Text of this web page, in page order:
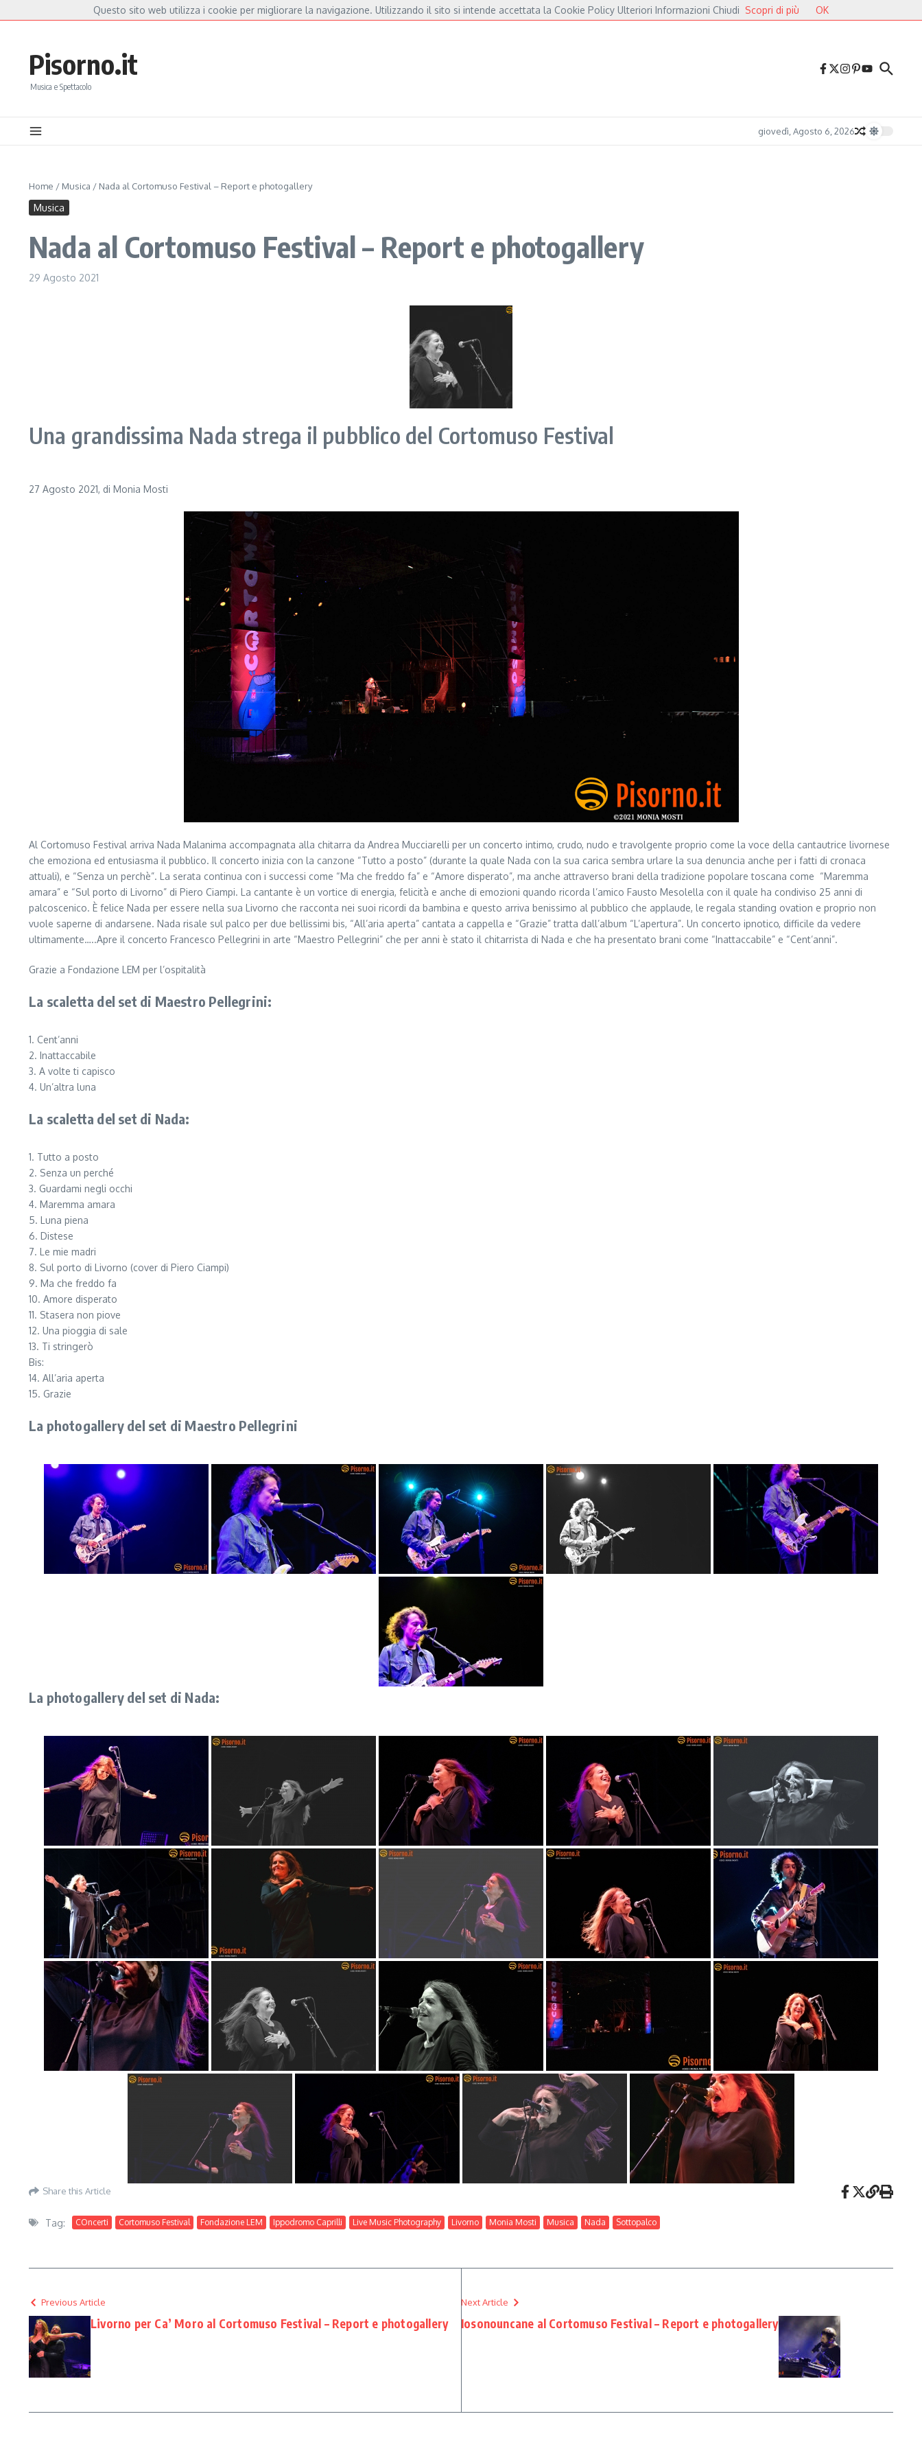
a Capannori nasce “Anime Salve”: la data zero è un atto d’amore per De André e Fossati Fulminacci a Pisa, una serata “indispensabile” in Piazza dei Cavalieri Druga Godba 2026, il gran finale: dalla poesia del folk alle pulsazioni
Pisorno.it
Musica e Spettacolo
giovedì, Agosto 6, 2026
Home / Musica / Nada al Cortomuso Festival – Report e photogallery
Musica
Nada al Cortomuso Festival – Report e photogallery
29 Agosto 2021
Una grandissima Nada strega il pubblico del Cortomuso Festival
27 Agosto 2021, di Monia Mosti
Al Cortomuso Festival arriva Nada Malanima accompagnata alla chitarra da Andrea Mucciarelli per un concerto intimo, crudo, nudo e travolgente proprio come la voce della cantautrice livornese
che emoziona ed entusiasma il pubblico. Il concerto inizia con la canzone “Tutto a posto” (durante la quale Nada con la sua carica sembra urlare la sua denuncia anche per i fatti di cronaca
attuali), e “Senza un perchè”. La serata continua con i successi come “Ma che freddo fa” e “Amore disperato”, ma anche attraverso brani della tradizione popolare toscana come “Maremma
amara” e “Sul porto di Livorno” di Piero Ciampi. La cantante è un vortice di energia, felicità e anche di emozioni quando ricorda l’amico Fausto Mesolella con il quale ha condiviso 25 anni di
palcoscenico. È felice Nada per essere nella sua Livorno che racconta nei suoi ricordi da bambina e questo arriva benissimo al pubblico che applaude, le regala standing ovation e proprio non
vuole saperne di andarsene. Nada risale sul palco per due bellissimi bis, “All’aria aperta” cantata a cappella e “Grazie” tratta dall’album “L’apertura”. Un concerto ipnotico, difficile da vedere
ultimamente…..Apre il concerto Francesco Pellegrini in arte “Maestro Pellegrini” che per anni è stato il chitarrista di Nada e che ha presentato brani come “Inattaccabile” e “Cent’anni”.
Grazie a Fondazione LEM per l’ospitalità
La scaletta del set di Maestro Pellegrini:
1. Cent’anni
2. Inattaccabile
3. A volte ti capisco
4. Un’altra luna
La scaletta del set di Nada:
1. Tutto a posto
2. Senza un perché
3. Guardami negli occhi
4. Maremma amara
5. Luna piena
6. Distese
7. Le mie madri
8. Sul porto di Livorno (cover di Piero Ciampi)
9. Ma che freddo fa
10. Amore disperato
11. Stasera non piove
12. Una pioggia di sale
13. Ti stringerò
Bis:
14. All’aria aperta
15. Grazie
La photogallery del set di Maestro Pellegrini
La photogallery del set di Nada:
Share this Article
Tag: COncerti Cortomuso Festival Fondazione LEM Ippodromo Caprilli Live Music Photography Livorno Monia Mosti Musica Nada Sottopalco
Previous Article
Livorno per Ca’ Moro al Cortomuso Festival – Report e photogallery
Next Article
Iosonouncane al Cortomuso Festival – Report e photogallery
Questo sito web utilizza i cookie per migliorare la navigazione. Utilizzando il sito si intende accettata la Cookie Policy Ulteriori Informazioni Chiudi Scopri di più OK